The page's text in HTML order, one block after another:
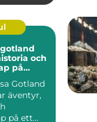
gotland
och
på
Gotland
äventyr,
på ett